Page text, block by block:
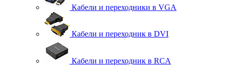
Кабели и переходники в VGA
Кабели и переходник в DVI
Кабели и переходник в RCA